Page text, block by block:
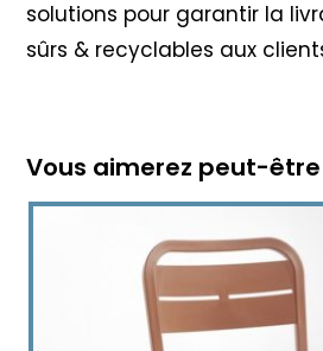
solutions pour garantir la
sûrs & recyclables aux
Vous aimerez peut-